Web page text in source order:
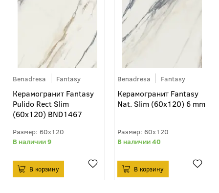
Benadresa Fantasy
Керамогранит Fantasy
Pulido Rect Slim
(60x120) BND1467
60x120
9
Benadresa Fantasy
Керамогранит Fantasy
Nat. Slim (60x120) 6 mm
60x120
40